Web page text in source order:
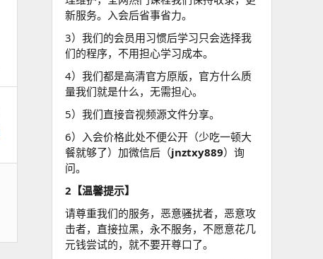
新服务。入会后省事省力。
3）我们的会员用习惯后学习只会选择我
们的程序，不用担心学习成本。
4）我们都是高清官方原版，官方什么质
量我们就是什么，无需担心。
5）我们直接音视频源文件分享。
6）入会价格此处不便公开（少吃一顿大
餐就够了）加微信后（jnztxy889）询
问。
2【温馨提示】
请尊重我们的服务，恶意骚扰者，恶意攻
击者，直接拉黑，永不服务，不愿意花几
元钱尝试的，就不要开尊口了。